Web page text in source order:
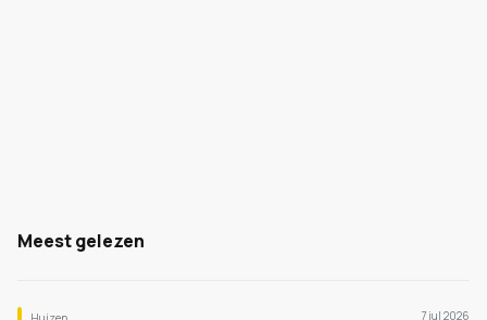
Meest gelezen
7 jul 2026